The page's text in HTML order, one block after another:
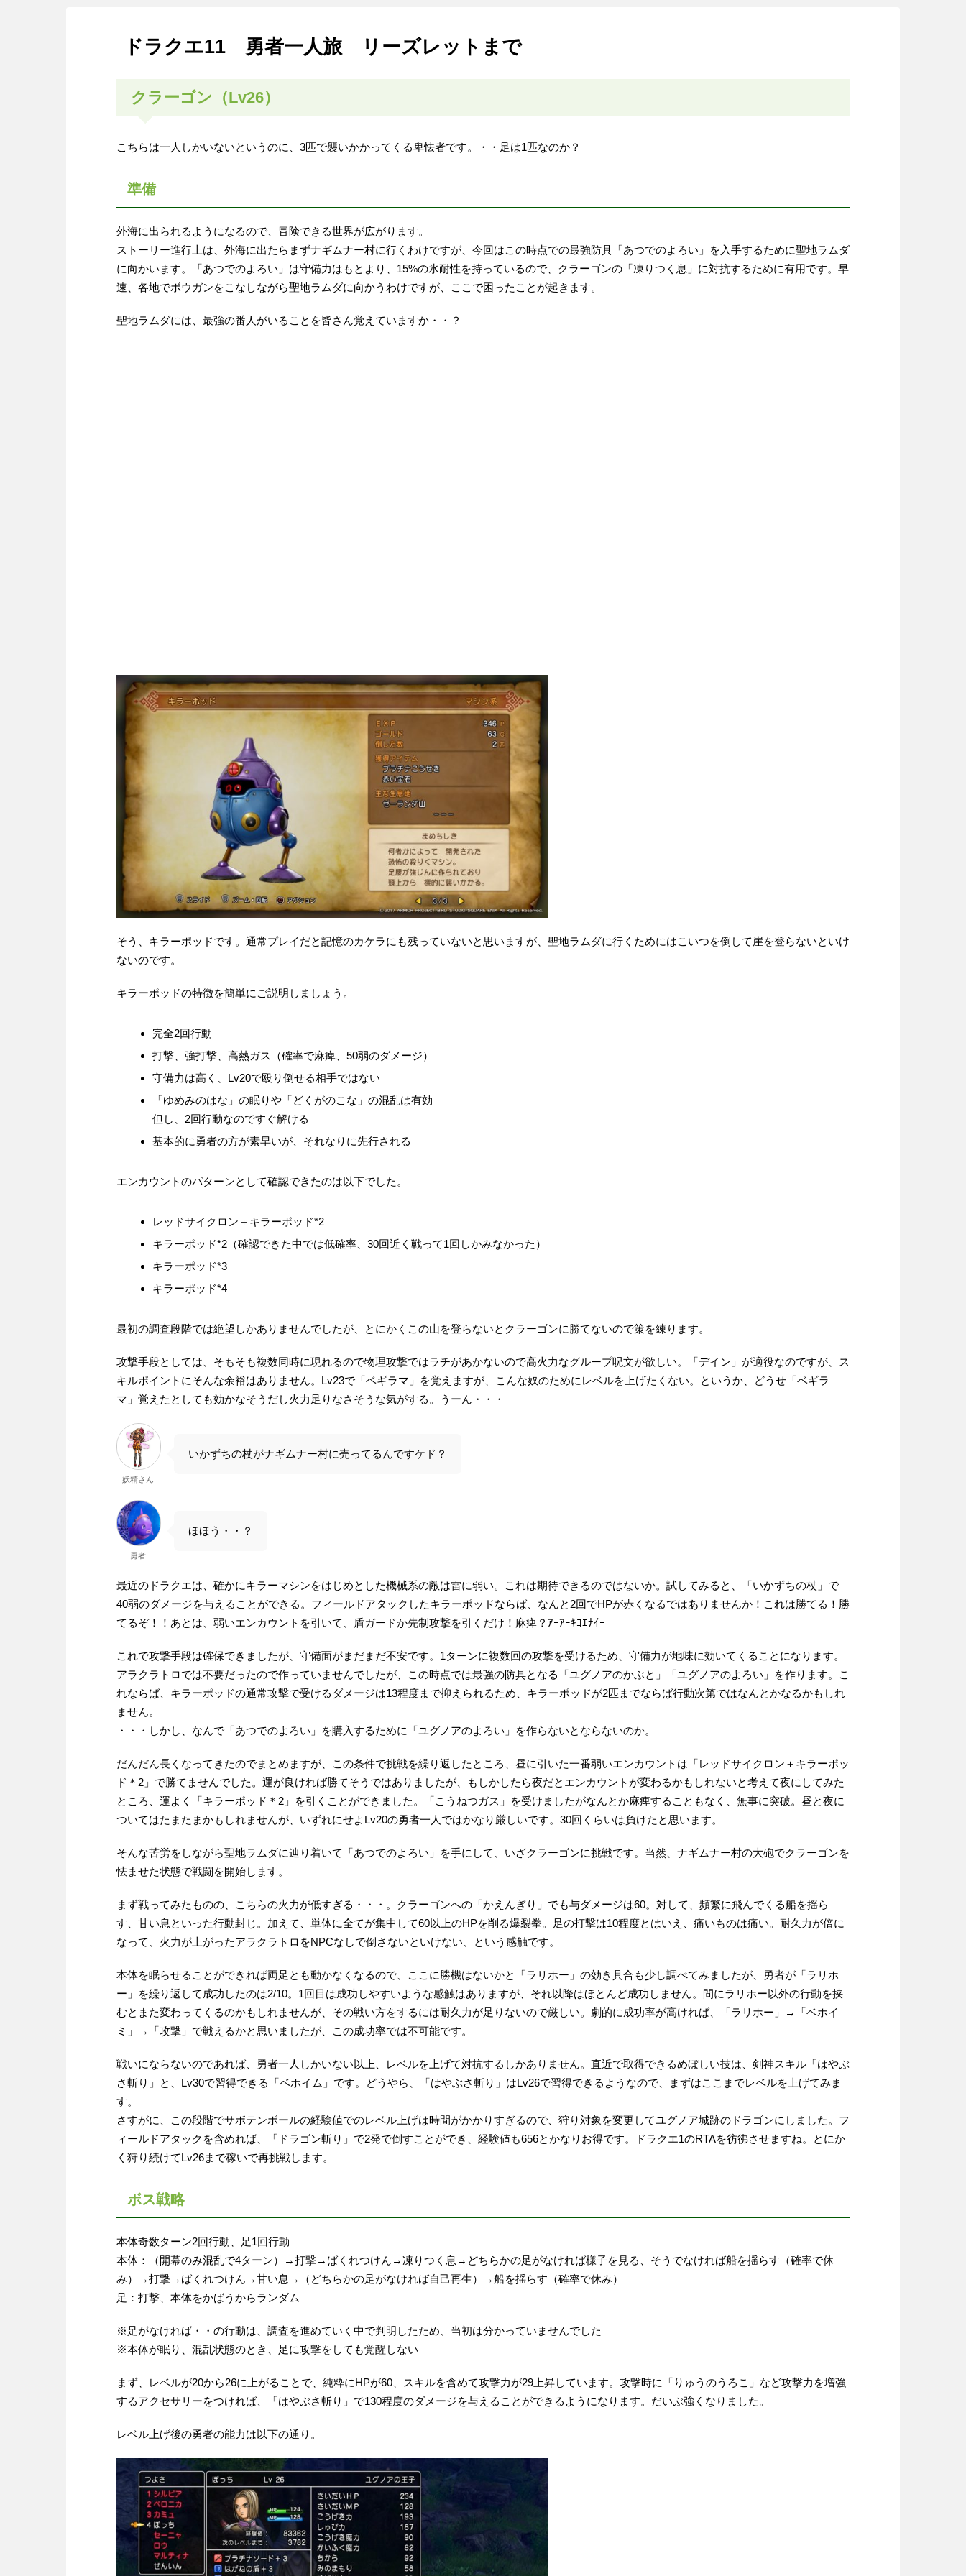
ドラクエ11 勇者一人旅 リーズレットまで
クラーゴン（Lv26）
こちらは一人しかいないというのに、3匹で襲いかかってくる卑怯者です。・・足は1匹なのか？
準備
外海に出られるようになるので、冒険できる世界が広がります。
ストーリー進行上は、外海に出たらまずナギムナー村に行くわけですが、今回はこの時点での最強防具「あつでのよろい」を入手するために聖地ラムダ
に向かいます。「あつでのよろい」は守備力はもとより、15%の氷耐性を持っているので、クラーゴンの「凍りつく息」に対抗するために有用です。早
速、各地でボウガンをこなしながら聖地ラムダに向かうわけですが、ここで困ったことが起きます。
聖地ラムダには、最強の番人がいることを皆さん覚えていますか・・？
そう、キラーポッドです。通常プレイだと記憶のカケラにも残っていないと思いますが、聖地ラムダに行くためにはこいつを倒して崖を登らないといけ
ないのです。
キラーポッドの特徴を簡単にご説明しましょう。
完全2回行動
打撃、強打撃、高熱ガス（確率で麻痺、50弱のダメージ）
守備力は高く、Lv20で殴り倒せる相手ではない
「ゆめみのはな」の眠りや「どくがのこな」の混乱は有効
但し、2回行動なのですぐ解ける
基本的に勇者の方が素早いが、それなりに先行される
エンカウントのパターンとして確認できたのは以下でした。
レッドサイクロン＋キラーポッド*2
キラーポッド*2（確認できた中では低確率、30回近く戦って1回しかみなかった）
キラーポッド*3
キラーポッド*4
最初の調査段階では絶望しかありませんでしたが、とにかくこの山を登らないとクラーゴンに勝てないので策を練ります。
攻撃手段としては、そもそも複数同時に現れるので物理攻撃ではラチがあかないので高火力なグループ呪文が欲しい。「デイン」が適役なのですが、ス
キルポイントにそんな余裕はありません。Lv23で「ベギラマ」を覚えますが、こんな奴のためにレベルを上げたくない。というか、どうせ「ベギラ
マ」覚えたとしても効かなそうだし火力足りなさそうな気がする。うーん・・・
妖精さん
いかずちの杖がナギムナー村に売ってるんですケド？
勇者
ほほう・・？
最近のドラクエは、確かにキラーマシンをはじめとした機械系の敵は雷に弱い。これは期待できるのではないか。試してみると、「いかずちの杖」で
40弱のダメージを与えることができる。フィールドアタックしたキラーポッドならば、なんと2回でHPが赤くなるではありませんか！これは勝てる！勝
てるぞ！！あとは、弱いエンカウントを引いて、盾ガードか先制攻撃を引くだけ！麻痺？ｱｰｱｰｷｺｴﾅｲｰ
これで攻撃手段は確保できましたが、守備面がまだまだ不安です。1ターンに複数回の攻撃を受けるため、守備力が地味に効いてくることになります。
アラクラトロでは不要だったので作っていませんでしたが、この時点では最強の防具となる「ユグノアのかぶと」「ユグノアのよろい」を作ります。こ
れならば、キラーポッドの通常攻撃で受けるダメージは13程度まで抑えられるため、キラーポッドが2匹までならば行動次第ではなんとかなるかもしれ
ません。
・・・しかし、なんで「あつでのよろい」を購入するために「ユグノアのよろい」を作らないとならないのか。
だんだん長くなってきたのでまとめますが、この条件で挑戦を繰り返したところ、昼に引いた一番弱いエンカウントは「レッドサイクロン＋キラーポッ
ド＊2」で勝てませんでした。運が良ければ勝てそうではありましたが、もしかしたら夜だとエンカウントが変わるかもしれないと考えて夜にしてみた
ところ、運よく「キラーポッド＊2」を引くことができました。「こうねつガス」を受けましたがなんとか麻痺することもなく、無事に突破。昼と夜に
ついてはたまたまかもしれませんが、いずれにせよLv20の勇者一人ではかなり厳しいです。30回くらいは負けたと思います。
そんな苦労をしながら聖地ラムダに辿り着いて「あつでのよろい」を手にして、いざクラーゴンに挑戦です。当然、ナギムナー村の大砲でクラーゴンを
怯ませた状態で戦闘を開始します。
まず戦ってみたものの、こちらの火力が低すぎる・・・。クラーゴンへの「かえんぎり」でも与ダメージは60。対して、頻繁に飛んでくる船を揺ら
す、甘い息といった行動封じ。加えて、単体に全てが集中して60以上のHPを削る爆裂拳。足の打撃は10程度とはいえ、痛いものは痛い。耐久力が倍に
なって、火力が上がったアラクラトロをNPCなしで倒さないといけない、という感触です。
本体を眠らせることができれば両足とも動かなくなるので、ここに勝機はないかと「ラリホー」の効き具合も少し調べてみましたが、勇者が「ラリホ
ー」を繰り返して成功したのは2/10。1回目は成功しやすいような感触はありますが、それ以降はほとんど成功しません。間にラリホー以外の行動を挟
むとまた変わってくるのかもしれませんが、その戦い方をするには耐久力が足りないので厳しい。劇的に成功率が高ければ、「ラリホー」→「ベホイ
ミ」→「攻撃」で戦えるかと思いましたが、この成功率では不可能です。
戦いにならないのであれば、勇者一人しかいない以上、レベルを上げて対抗するしかありません。直近で取得できるめぼしい技は、剣神スキル「はやぶ
さ斬り」と、Lv30で習得できる「ベホイム」です。どうやら、「はやぶさ斬り」はLv26で習得できるようなので、まずはここまでレベルを上げてみま
す。
さすがに、この段階でサボテンボールの経験値でのレベル上げは時間がかかりすぎるので、狩り対象を変更してユグノア城跡のドラゴンにしました。フ
ィールドアタックを含めれば、「ドラゴン斬り」で2発で倒すことができ、経験値も656とかなりお得です。ドラクエ1のRTAを彷彿させますね。とにか
く狩り続けてLv26まで稼いで再挑戦します。
ボス戦略
本体奇数ターン2回行動、足1回行動
本体：（開幕のみ混乱で4ターン）→打撃→ばくれつけん→凍りつく息→どちらかの足がなければ様子を見る、そうでなければ船を揺らす（確率で休
み）→打撃→ばくれつけん→甘い息→（どちらかの足がなければ自己再生）→船を揺らす（確率で休み）
足：打撃、本体をかばうからランダム
※足がなければ・・の行動は、調査を進めていく中で判明したため、当初は分かっていませんでした
※本体が眠り、混乱状態のとき、足に攻撃をしても覚醒しない
まず、レベルが20から26に上がることで、純粋にHPが60、スキルを含めて攻撃力が29上昇しています。攻撃時に「りゅうのうろこ」など攻撃力を増強
するアクセサリーをつければ、「はやぶさ斬り」で130程度のダメージを与えることができるようになります。だいぶ強くなりました。
レベル上げ後の勇者の能力は以下の通り。